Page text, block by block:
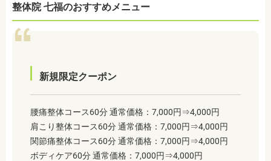
整体院 七福のおすすめメニュー
新規限定クーポン
腰痛整体コース60分 通常価格：7,000円⇒4,000円
肩こり整体コース60分 通常価格：7,000円⇒4,000円
関節痛整体コース60分 通常価格：7,000円⇒4,000円
ボディケア60分 通常価格：7,000円⇒4,000円